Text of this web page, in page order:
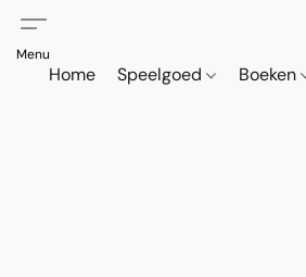
Home Speelgoed Boeken